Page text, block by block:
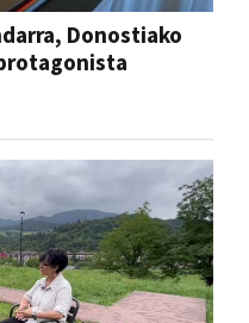
Donostiako